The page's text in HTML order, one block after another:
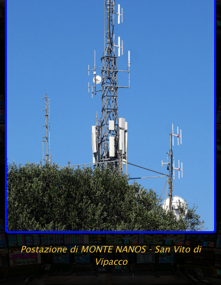
Postazione di MONTE NANOS - San Vito di
Vipacco